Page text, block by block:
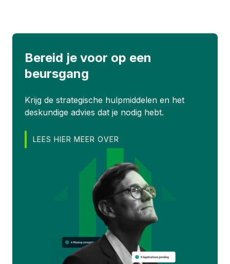
Bereid je voor op een
beursgang
Krijg de strategische hulpmiddelen en het
deskundige advies dat je nodig hebt.
LEES HIER MEER OVER